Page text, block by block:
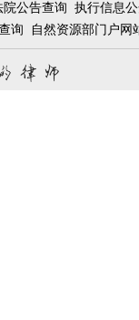
院公告查询
执行信息
询 自然资源部门户网